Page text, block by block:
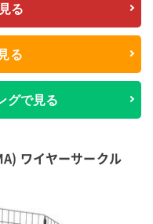
る
る
グで見る
ワイヤーサークル